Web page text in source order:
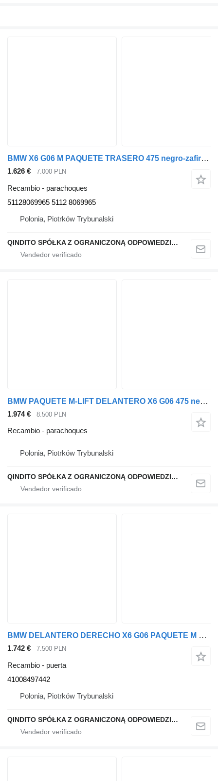
BMW X6 G06 M PAQUETE TRASERO 475 negro-zafiro 51128069965 parachoques para BMW X6 G06 coche
1.626 € 7.000 PLN
Recambio - parachoques
51128069965 5112 8069965
Polonia, Piotrków Trybunalski
QINDITO SPÓŁKA Z OGRANICZONĄ ODPOWIEDZIALNOŚCIĄ
BMW PAQUETE M-LIFT DELANTERO X6 G06 475 negro-zafiro parachoques para BMW X6 G06 coche
1.974 € 8.500 PLN
Recambio - parachoques
Polonia, Piotrków Trybunalski
QINDITO SPÓŁKA Z OGRANICZONĄ ODPOWIEDZIALNOŚCIĄ
BMW DELANTERO DERECHO X6 G06 PAQUETE M NEGRO ZAFIRO METALIZADO 475 41008497442 puerta para BMW X6 G06 coche
1.742 € 7.500 PLN
Recambio - puerta
41008497442
Polonia, Piotrków Trybunalski
QINDITO SPÓŁKA Z OGRANICZONĄ ODPOWIEDZIALNOŚCIĄ